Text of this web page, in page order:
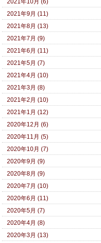
2021年9月 (11)
2021年8月 (13)
2021年7月 (9)
2021年6月 (11)
2021年5月 (7)
2021年4月 (10)
2021年3月 (8)
2021年2月 (10)
2021年1月 (12)
2020年12月 (6)
2020年11月 (5)
2020年10月 (7)
2020年9月 (9)
2020年8月 (9)
2020年7月 (10)
2020年6月 (11)
2020年5月 (7)
2020年4月 (8)
2020年3月 (13)